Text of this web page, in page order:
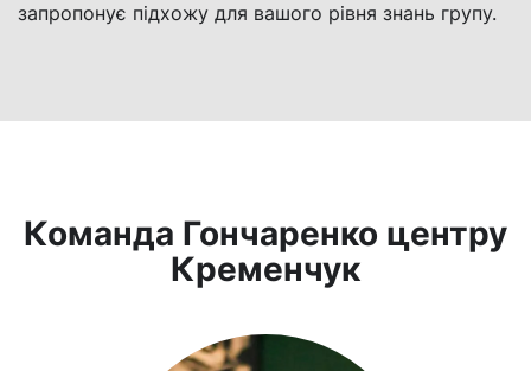
запропонує підхожу для вашого рівня знань групу.
Команда Гончаренко центру
Кременчук